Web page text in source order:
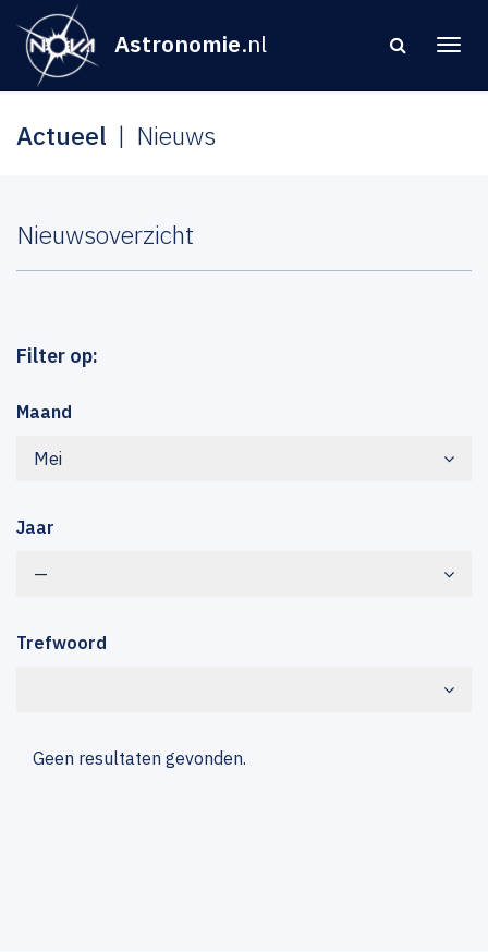
Astronomie.nl
Actueel Nieuws
Nieuwsoverzicht
Filter op:
Maand
Mei
Jaar
—
Trefwoord
Geen resultaten gevonden.